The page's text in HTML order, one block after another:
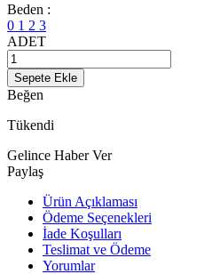
Beden :
0 1 2 3
ADET
Sepete Ekle
Beğen
Tükendi
Gelince Haber Ver
Paylaş
Ürün Açıklaması
Ödeme Seçenekleri
İade Koşulları
Teslimat ve Ödeme
Yorumlar